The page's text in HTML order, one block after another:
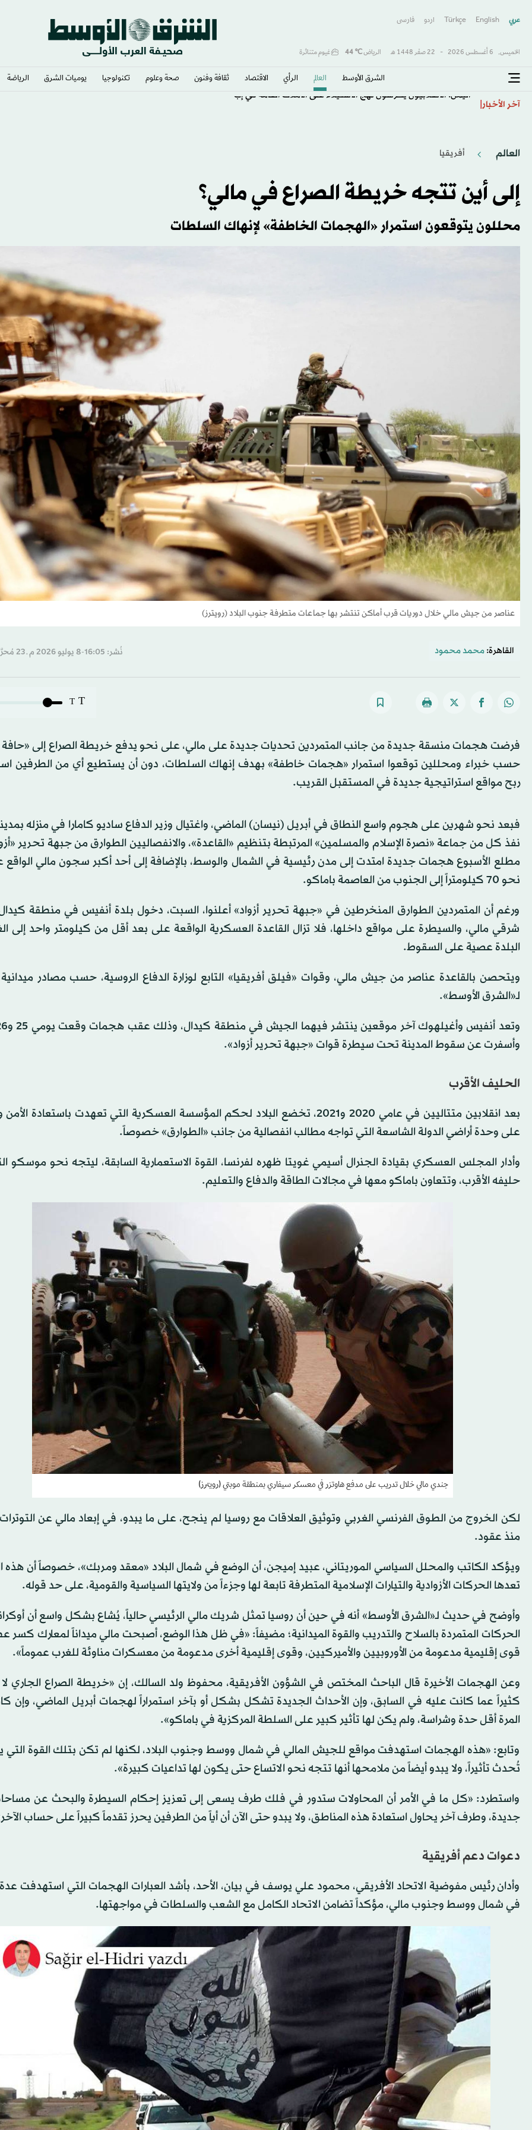
عربي English
Türkçe اردو فارسى
الخميس, 6 أغسطس 2026 - 22 صفَر 1448 هـ الرياض℃
44 غيوم متناثرة
الشرق الأوسط​ العالم الرأي الاقتصاد ثقافة وفنون صحة وعلوم تكنولوجيا يوميات الشرق​ الرياضة
آخر الأخبار اليمن: الانقلابيون يكرّسون نهج الاستيلاء على الأملاك العامة في إب
العالم أفريقيا
إلى أين تتجه خريطة الصراع في مالي؟
محللون يتوقعون استمرار «الهجمات الخاطفة» لإنهاك السلطات
عناصر من جيش مالي خلال دوريات قرب أماكن تنتشر بها جماعات متطرفة جنوب البلاد (رويترز)
القاهرة: محمد محمود نُشر: 16:05-8 يوليو 2026 م ـ 23 مُحرَّم 1448 هـ
T
T
فرضت هجمات منسقة جديدة من جانب المتمردين تحديات جديدة على مالي، على نحو يدفع خريطة الصراع إلى
حسب خبراء ومحللين توقعوا استمرار «هجمات خاطفة» بهدف إنهاك السلطات، دون أن يستطيع أي من الطرفين
ربح مواقع استراتيجية جديدة في المستقبل القريب.
فبعد نحو شهرين على هجوم واسع النطاق في أبريل (نيسان) الماضي، واغتيال وزير الدفاع ساديو كامارا في منزله
نفذ كل من جماعة «نصرة الإسلام والمسلمين» المرتبطة بتنظيم «القاعدة»، والانفصاليين الطوارق من جبهة تحرير
مطلع الأسبوع هجمات جديدة امتدت إلى مدن رئيسية في الشمال والوسط، بالإضافة إلى أحد أكبر سجون مالي الواقع
نحو 70 كيلومتراً إلى الجنوب من العاصمة باماكو.
ورغم أن المتمردين الطوارق المنخرطين في «جبهة تحرير أزواد» أعلنوا، السبت، دخول بلدة أنفيس في منطقة
شرقي مالي، والسيطرة على مواقع داخلها، فلا تزال القاعدة العسكرية الواقعة على بعد أقل من كيلومتر واحد إلى
البلدة عصية على السقوط.
ويتحصن بالقاعدة عناصر من جيش مالي، وقوات «فيلق أفريقيا» التابع لوزارة الدفاع الروسية، حسب مصادر
لـ«الشرق الأوسط».
وأسفرت عن سقوط المدينة تحت سيطرة قوات «جبهة تحرير أزواد».
الحليف الأقرب
بعد انقلابين متتاليين في عامي 2020 و2021، تخضع البلاد لحكم المؤسسة العسكرية التي تعهدت باستعادة
على وحدة أراضي الدولة الشاسعة التي تواجه مطالب انفصالية من جانب «الطوارق» خصوصاً.
وأدار المجلس العسكري بقيادة الجنرال أسيمي غويتا ظهره لفرنسا، القوة الاستعمارية السابقة، ليتجه نحو موسكو
حليفه الأقرب، وتتعاون باماكو معها في مجالات الطاقة والدفاع والتعليم.
جندي مالي خلال تدريب على مدفع هاوتزر في معسكر سيفاري بمنطقة موبتي (رويترز)
لكن الخروج من الطوق الفرنسي الغربي وتوثيق العلاقات مع روسيا لم ينجح، على ما يبدو، في إبعاد مالي عن التوترات
منذ عقود.
ويؤكد الكاتب والمحلل السياسي الموريتاني، عبيد إميجن، أن الوضع في شمال البلاد «معقد ومربك»، خصوصاً أن هذه
تعدها الحركات الأزوادية والتيارات الإسلامية المتطرفة تابعة لها وجزءاً من ولايتها السياسية والقومية، على حد قوله.
وأوضح في حديث لـ«الشرق الأوسط» أنه في حين أن روسيا تمثل شريك مالي الرئيسي حالياً، يُشاع بشكل واسع أن
الحركات المتمردة بالسلاح والتدريب والقوة الميدانية؛ مضيفاً: «في ظل هذا الوضع، أصبحت مالي ميداناً لمعارك كسر
قوى إقليمية مدعومة من الأوروبيين والأميركيين، وقوى إقليمية أخرى مدعومة من معسكرات مناوئة للغرب عموماً».
وعن الهجمات الأخيرة قال الباحث المختص في الشؤون الأفريقية، محفوظ ولد السالك، إن «خريطة الصراع الجاري
كثيراً عما كانت عليه في السابق، وإن الأحداث الجديدة تشكل بشكل أو بآخر استمراراً لهجمات أبريل الماضي، وإن
المرة أقل حدة وشراسة، ولم يكن لها تأثير كبير على السلطة المركزية في باماكو».
وتابع: «هذه الهجمات استهدفت مواقع للجيش المالي في شمال ووسط وجنوب البلاد، لكنها لم تكن بتلك القوة التي
تُحدث تأثيراً، ولا يبدو أيضاً من ملامحها أنها تتجه نحو الاتساع حتى يكون لها تداعيات كبيرة».
واستطرد: «كل ما في الأمر أن المحاولات ستدور في فلك طرف يسعى إلى تعزيز إحكام السيطرة والبحث عن
جديدة، وطرف آخر يحاول استعادة هذه المناطق، ولا يبدو حتى الآن أن أياً من الطرفين يحرز تقدماً كبيراً على حساب
دعوات دعم أفريقية
وأدان رئيس مفوضية الاتحاد الأفريقي، محمود علي يوسف في بيان، الأحد، بأشد العبارات الهجمات التي استهدفت
في شمال ووسط وجنوب مالي، مؤكداً تضامن الاتحاد الكامل مع الشعب والسلطات في مواجهتها.